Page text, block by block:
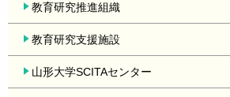
教育研究推進組織
教育研究支援施設
山形大学SCITAセンター